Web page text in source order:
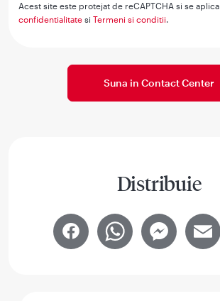
Acest site este protejat de reCAPTCHA si se aplica
confidentialitate siTermeni si conditii.
Suna in Contact Center
Distribuie